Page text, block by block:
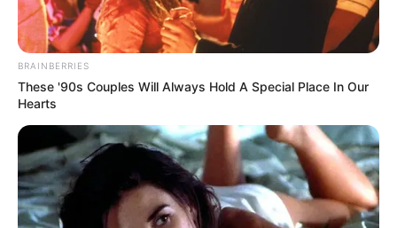
BRAINBERRIES
These '90s Couples Will Always Hold A Special Place In Our
Hearts